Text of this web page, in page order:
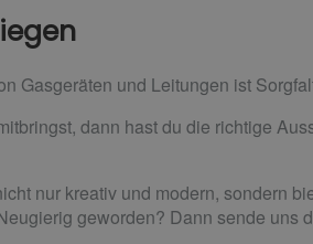
Gasgeräten und Leitungen ist
dann hast du die richtige
nur kreativ und modern, sondern
geworden? Dann sende uns